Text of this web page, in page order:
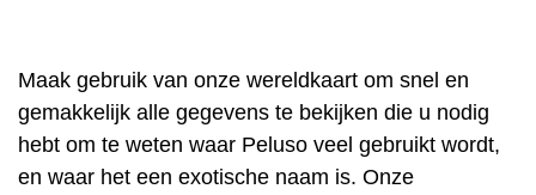
Maak gebruik van onze wereldkaart om snel en
gemakkelijk alle gegevens te bekijken die u nodig
hebt om te weten waar Peluso veel gebruikt wordt,
en waar het een exotische naam is. Onze